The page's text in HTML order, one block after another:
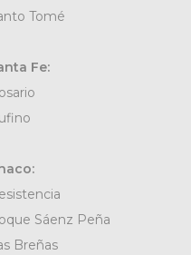
Tomé
Fe:
Sáenz Peña
Breñas